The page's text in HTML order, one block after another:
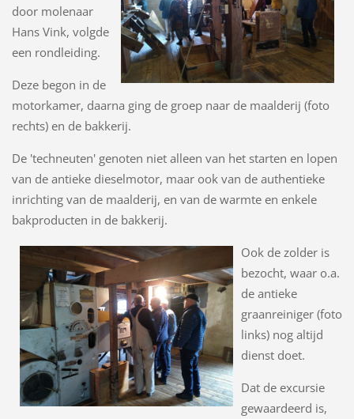
door molenaar
Hans Vink, volgde
een rondleiding.
Deze begon in de
motorkamer, daarna ging de groep naar de maalderij (foto
rechts) en de bakkerij.
De 'techneuten' genoten niet alleen van het starten en lopen
van de antieke dieselmotor, maar ook van de authentieke
inrichting van de maalderij, en van de warmte en enkele
bakproducten in de bakkerij.
Ook de zolder is
bezocht, waar o.a.
de antieke
graanreiniger (foto
links) nog altijd
dienst doet.
Dat de excursie
gewaardeerd is,